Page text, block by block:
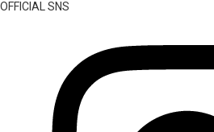
OFFICIAL SNS